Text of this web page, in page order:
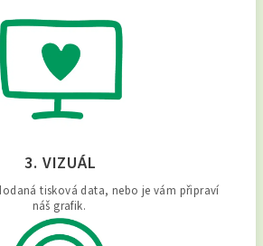
3. VIZUÁL
tisková data, nebo je vám připraví
náš grafik.